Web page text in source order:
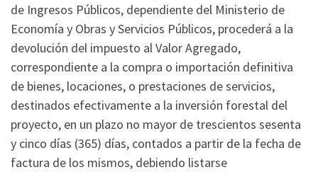
de Ingresos Públicos, dependiente del Ministerio de
Economía y Obras y Servicios Públicos, procederá a la
devolución del impuesto al Valor Agregado,
correspondiente a la compra o importación definitiva
de bienes, locaciones, o prestaciones de servicios,
destinados efectivamente a la inversión forestal del
proyecto, en un plazo no mayor de trescientos sesenta
y cinco días (365) días, contados a partir de la fecha de
factura de los mismos, debiendo listarse